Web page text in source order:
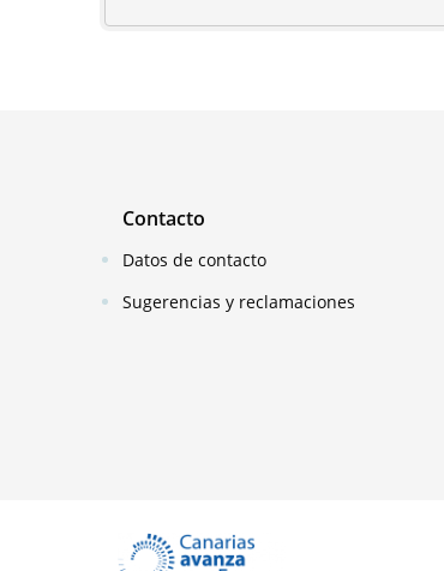
Contacto
Datos de contacto
Sugerencias y reclamaciones